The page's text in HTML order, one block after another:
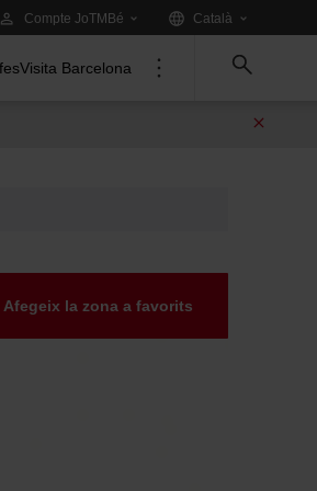
Compte JoTMBé Idioma:
Català
Tria
un
altre
Visita Barcelona
Afegeix la zona a favorits